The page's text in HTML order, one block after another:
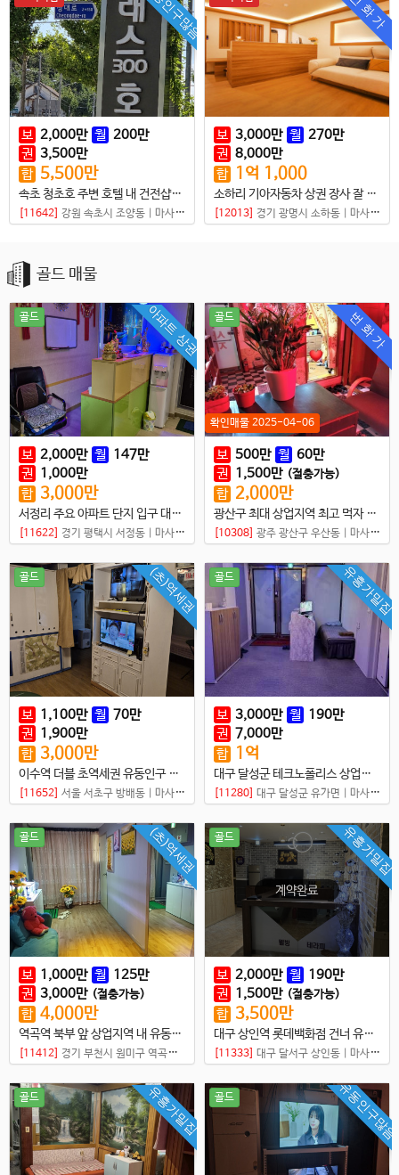
보 2,000만 월 200만
권 3,500만
합 5,500만
속초 청초호 주변 호텔 내 건전샵매매
[11642] 강원 속초시 조양동 마사지샵
번 화 가
보 3,000만 월 270만
권 8,000만
합 1 억 1,000
소하리 기아자동차 상권 장사 잘 되는 샵
[12013] 경기 광명시 소하동 마사지샵
골드 매물
아파트 상권
골드
보 2,000만 월 147만
권 1,000만
합 3,000만
서정리 주요 아파트 단지 입구 대로변 샵
[11622] 경기 평택시 서정동 마사지샵
번 화 가
골드
확인매물 2025-04-06
보 500만 월 60만
권 1,500만 (절충가능)
합 2,000만
광산구 최대 상업지역 최고 먹자 상권 샵매매
[10308] 광주 광산구 우산동 마사지샵
(초)역세권
골드
보 1,100만 월 70만
권 1,900만
합 3,000만
이수역 더블 초역세권 유동인구 많은 곳
[11652] 서울 서초구 방배동 마사지샵
유흥가밀집
골드
보 3,000만 월 190만
권 7,000만
합 1 억
대구 달성군 테크노폴리스 상업지구 내 먹자 상권 샵 매매
[11280] 대구 달성군 유가면 마사지샵
(초)역세권
골드
보 1,000만 월 125만
권 3,000만 (절충가능)
합 4,000만
역곡역 북부 앞 상업지역 내 유동인구 많아 로드손님 있는 위치
[11412] 경기 부천시 원미구 역곡동 마사지샵
유흥가밀집
골드
보 2,000만 월 190만
권 1,500만 (절충가능)
합 3,500만
대구 상인역 롯데백화점 건너 유흥골목 입구 매물입니다
[11333] 대구 달서구 상인동 마사지샵
유흥가밀집
골드 유동인구많음
골드